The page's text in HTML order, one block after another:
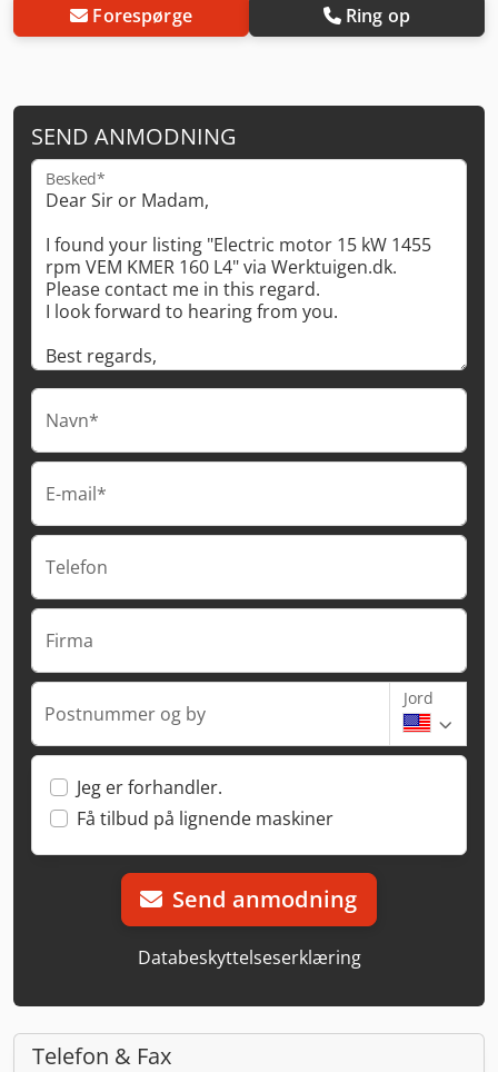
Forespørge Ring op
SEND ANMODNING
Besked*
Navn*
E-mail*
Telefon
Firma
Postnummer og by
Jord
Jeg er forhandler.
Få tilbud på lignende maskiner
Send anmodning
Databeskyttelseserklæring
Telefon & Fax